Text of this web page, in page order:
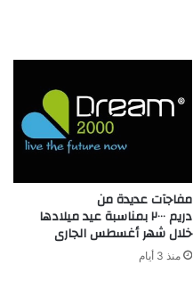
مفاجآت عديدة من
دريم ٢٠٠٠ بمناسبة عيد ميلادها
خلال شهر أغسطس الجارى
منذ 3 أيام